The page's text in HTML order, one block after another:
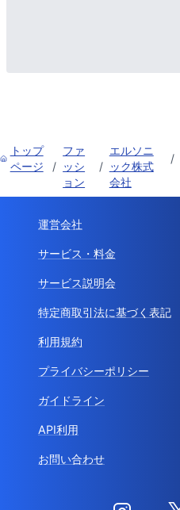
トップ
ページ
/
ファ
ッシ
ョン
/
エルソニ
ック株式
会社
/
運営会社
サービス・料金
サービス説明会
特定商取引法に基づく表記
利用規約
プライバシーポリシー
ガイドライン
API利用
お問い合わせ